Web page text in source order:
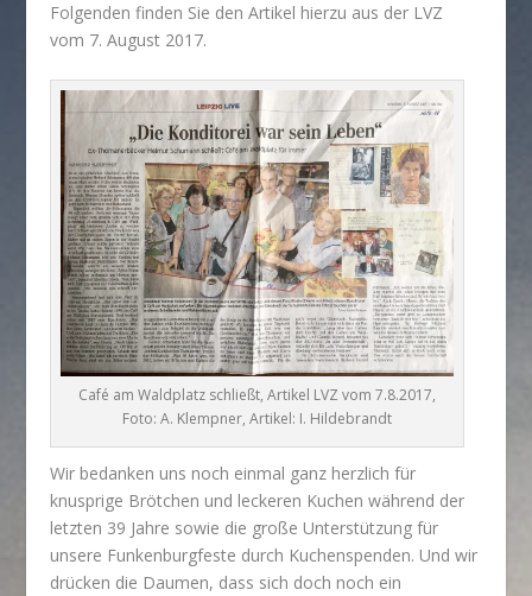
Folgenden finden Sie den Artikel hierzu aus der LVZ
vom 7. August 2017.
Café am Waldplatz schließt, Artikel LVZ vom 7.8.2017,
Foto: A. Klempner, Artikel: I. Hildebrandt
Wir bedanken uns noch einmal ganz herzlich für
knusprige Brötchen und leckeren Kuchen während der
letzten 39 Jahre sowie die große Unterstützung für
unsere Funkenburgfeste durch Kuchenspenden. Und wir
drücken die Daumen, dass sich doch noch ein